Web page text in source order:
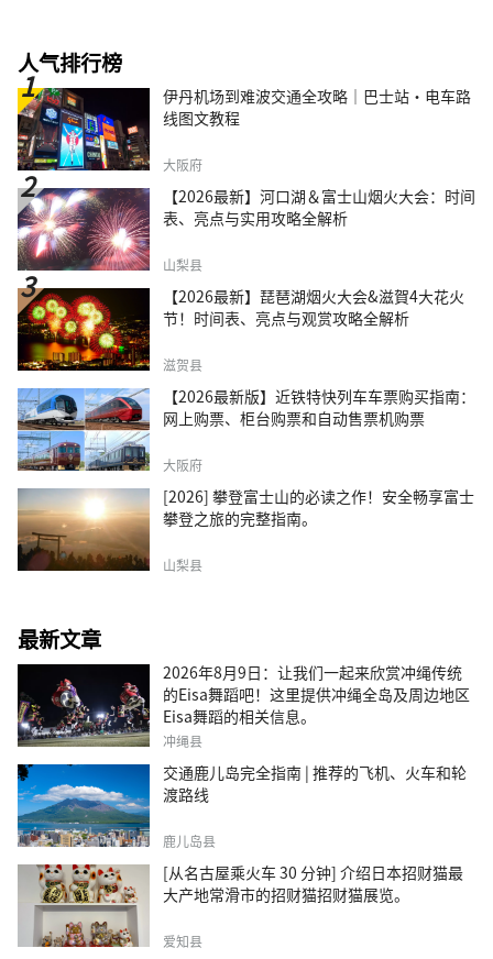
人气排行榜
伊丹机场到难波交通全攻略｜巴士站・电车路
线图文教程
大阪府
【2026最新】河口湖＆富士山烟火大会：时间
表、亮点与实用攻略全解析
山梨县
【2026最新】琵琶湖烟火大会&滋賀4大花火
节！时间表、亮点与观赏攻略全解析
滋贺县
【2026最新版】近铁特快列车车票购买指南：
网上购票、柜台购票和自动售票机购票
大阪府
[2026] 攀登富士山的必读之作！安全畅享富士
攀登之旅的完整指南。
山梨县
最新文章
2026年8月9日：让我们一起来欣赏冲绳传统
的Eisa舞蹈吧！这里提供冲绳全岛及周边地区
Eisa舞蹈的相关信息。
冲绳县
交通鹿儿岛完全指南 | 推荐的飞机、火车和轮
渡路线
鹿儿岛县
[从名古屋乘火车 30 分钟] 介绍日本招财猫最
大产地常滑市的招财猫招财猫展览。
爱知县